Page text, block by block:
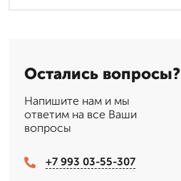
Остались вопросы?
Напишите нам и мы
ответим на все Ваши
вопросы
+7 993 03-55-307